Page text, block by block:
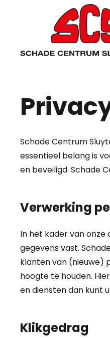
Schade Centrum
essentieel belang is
en beveiligd. Schade
Verwerking
In het kader van
gegevens vast.
klanten van (nieuwe)
hoogte te houden.
en diensten dan kunt
Klikgedrag